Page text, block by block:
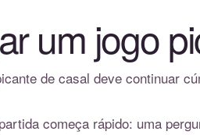
um jogo
de casal deve continuar
começa rápido: uma